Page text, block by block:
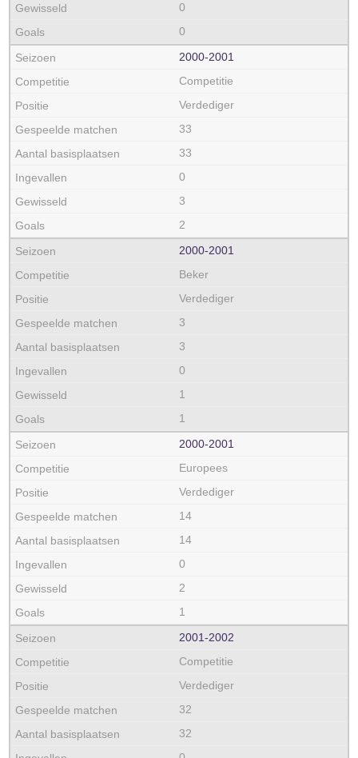
0
0
2000‑2001
Competitie
Verdediger
33
33
0
3
2
2000‑2001
Beker
Verdediger
3
3
0
1
1
2000‑2001
Europees
Verdediger
14
14
0
2
1
2001‑2002
Competitie
Verdediger
32
32